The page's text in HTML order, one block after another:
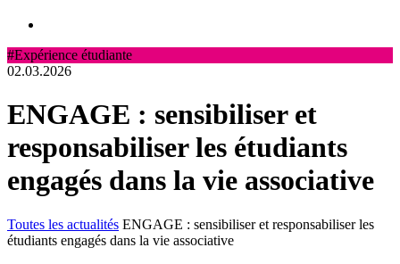
#Expérience étudiante
02.03.2026
ENGAGE : sensibiliser et
responsabiliser les étudiants
engagés dans la vie associative
Toutes les actualités ENGAGE : sensibiliser et responsabiliser les
étudiants engagés dans la vie associative